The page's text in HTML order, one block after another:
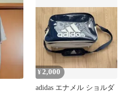
¥ 2,000
adidas エナメル ショルダ